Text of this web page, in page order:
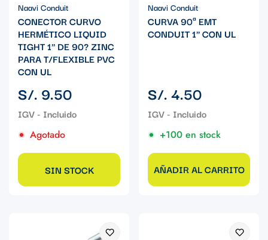
Naavi Conduit
CONECTOR CURVO
HERMÉTICO LIQUID
TIGHT 1" DE 90? ZINC
PARA T/FLEXIBLE PVC
CON UL
Precio
regular
S/. 9.50
Agotado
SIN STOCK
Naavi Conduit
CURVA 90ª EMT
CONDUIT 1" CON UL
Precio
regular
S/. 4.50
+100 en stock
AÑADIR AL CARRITO